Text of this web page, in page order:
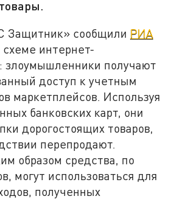
Защитник» сообщили РИА
схеме интернет-
злоумышленники получают
доступ к учетным
маркетплейсов. Используя
банковских карт, они
дорогостоящих товаров,
перепродают.
образом средства, по
могут использоваться для
полученных